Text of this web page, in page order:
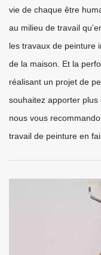
vie de chaque être
au milieu de travail
les travaux de peinture
de la maison. Et la
réalisant un projet de
souhaitez apporter plus
nous vous
travail de peinture en